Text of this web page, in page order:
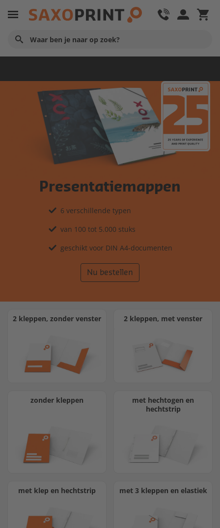
Presentatiemappen
6 verschillende typen
van 100 tot 5.000 stuks
geschikt voor DIN A4-documenten
Nu bestellen
2 kleppen, zonder venster 2 kleppen, met venster
zonder kleppen
met hechtogen en
hechtstrip
met klep en hechtstrip met 3 kleppen en elastiek